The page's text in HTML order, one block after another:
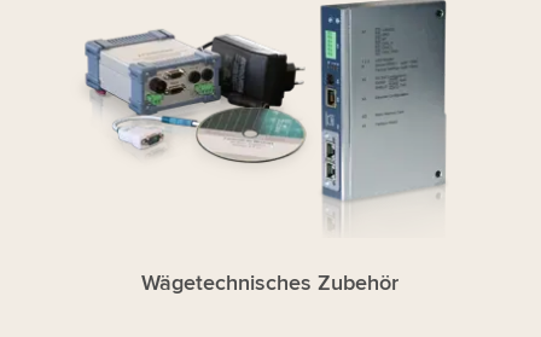
Wägetechnisches Zubehör